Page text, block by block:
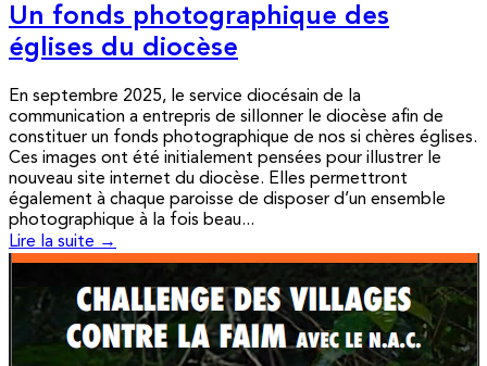
Un fonds photographique des
églises du diocèse
En septembre 2025, le service diocésain de la
communication a entrepris de sillonner le diocèse afin de
constituer un fonds photographique de nos si chères églises.
Ces images ont été initialement pensées pour illustrer le
nouveau site internet du diocèse. Elles permettront
également à chaque paroisse de disposer d’un ensemble
photographique à la fois beau...
Lire la suite →